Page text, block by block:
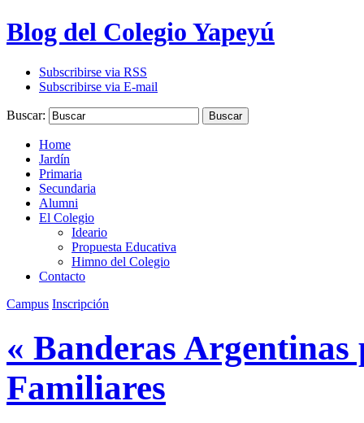
Blog del Colegio Yapeyú
Subscribirse via RSS
Subscribirse via E-mail
Buscar: Buscar
Home
Jardín
Primaria
Secundaria
Alumni
El Colegio
Ideario
Propuesta Educativa
Himno del Colegio
Contacto
Campus Inscripción
« Banderas
Familiares